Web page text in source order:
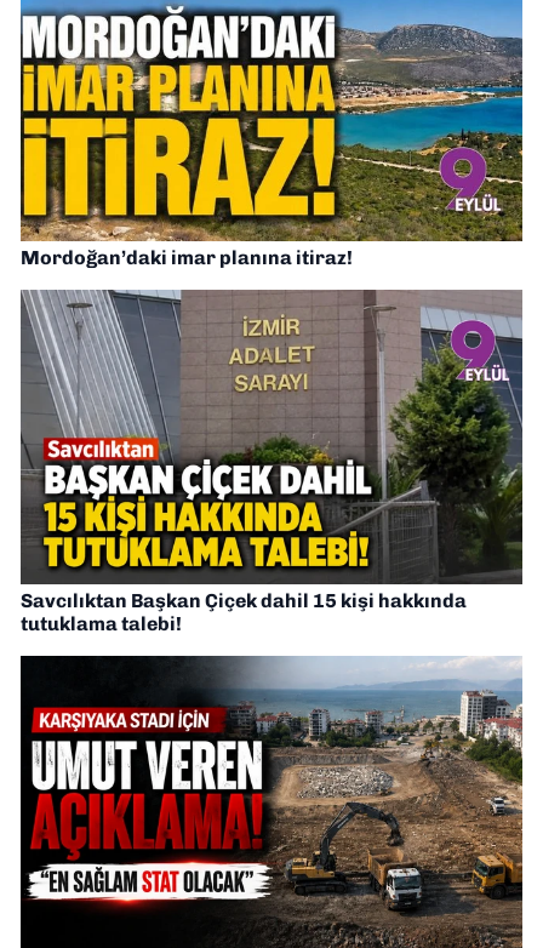
Mordoğan’daki imar planına itiraz!
Savcılıktan Başkan Çiçek dahil 15 kişi hakkında
tutuklama talebi!